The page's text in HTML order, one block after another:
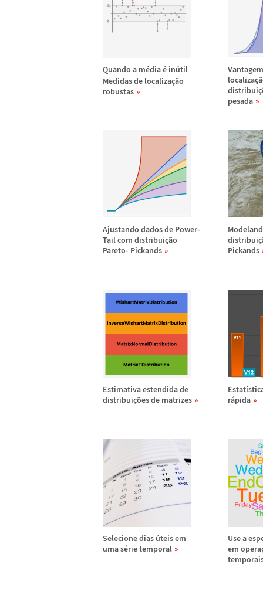
Quando a médiaé inútil—
Medidas de localização
robustas
localizaçã
distribuiç
pesada
Ajustando dados de Power-
Tail com distribuição
Pareto- Pickands
distribuiç
Pickands
Estimativa estendida de
distribuições de matrizes
Estatí
rápida
Selecione dias úteis em
uma série temporal
Use a
em opera